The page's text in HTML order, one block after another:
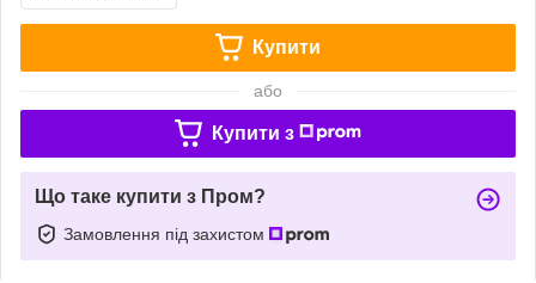
Купити
або
Купити з
Що таке купити з Пром?
Замовлення під захистом